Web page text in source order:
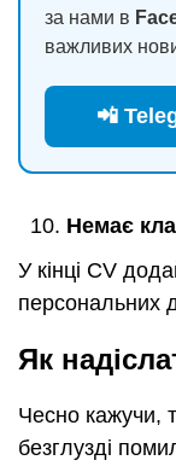
за нами в
важливих
📲
Немає
У кінці CV
персональних
Як
Чесно кажучи,
безглузді